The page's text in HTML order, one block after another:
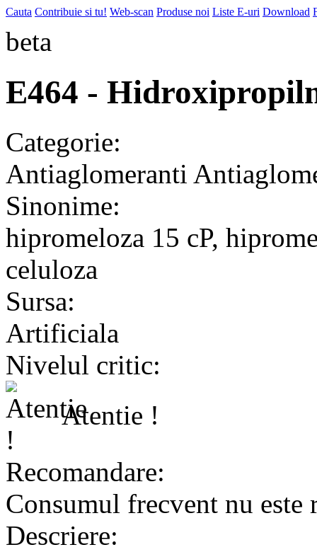
Cauta Contribuie si tu! Web-scan Produse noi Liste E-uri Download
beta
E464 -
Categorie:
Antiaglomeranti
Sinonime:
hipromeloza 15 cP,
celuloza
Sursa:
Artificiala
Nivelul critic:
Atentie !
Recomandare:
Consumul frecvent nu este
Descriere: